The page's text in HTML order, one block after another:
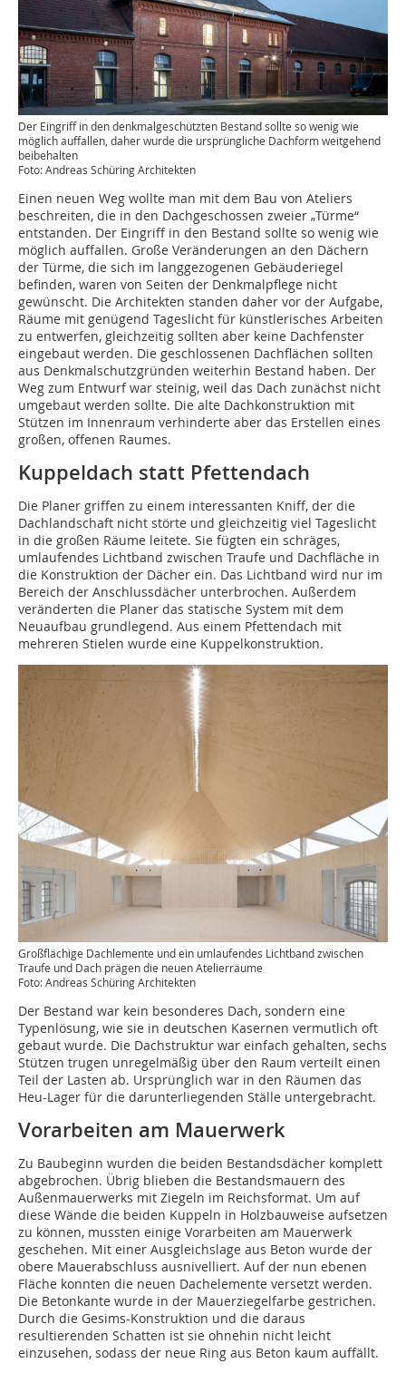
Der Eingriff in den denkmalgeschützten Bestand sollte so wenig wie
möglich auffallen, daher wurde die ursprüngliche Dachform weitgehend
beibehalten
Foto: Andreas Schüring Architekten
Einen neuen Weg wollte man mit dem Bau von Ateliers
beschreiten, die in den Dachgeschossen zweier „Türme“
entstanden. Der Eingriff in den Bestand sollte so wenig wie
möglich auffallen. Große Veränderungen an den Dächern
der Türme, die sich im langgezogenen Gebäuderiegel
befinden, waren von Seiten der Denkmalpflege nicht
gewünscht. Die Architekten standen daher vor der Aufgabe,
Räume mit genügend Tageslicht für künstlerisches Arbeiten
zu entwerfen, gleichzeitig sollten aber keine Dachfenster
eingebaut werden. Die geschlossenen Dachflächen sollten
aus Denkmalschutzgründen weiterhin Bestand haben. Der
Weg zum Entwurf war steinig, weil das Dach zunächst nicht
umgebaut werden sollte. Die alte Dachkonstruktion mit
Stützen im Innenraum verhinderte aber das Erstellen eines
großen, offenen Raumes.
Kuppeldach statt Pfettendach
Die Planer griffen zu einem interessanten Kniff, der die
Dachlandschaft nicht störte und gleichzeitig viel Tageslicht
in die großen Räume leitete. Sie fügten ein schräges,
umlaufendes Lichtband zwischen Traufe und Dachfläche in
die Konstruktion der Dächer ein. Das Lichtband wird nur im
Bereich der Anschlussdächer unterbrochen. Außerdem
veränderten die Planer das statische System mit dem
Neuaufbau grundlegend. Aus einem Pfettendach mit
mehreren Stielen wurde eine Kuppelkonstruktion.
Großflächige Dachlemente und ein umlaufendes Lichtband zwischen
Traufe und Dach prägen die neuen Atelierräume
Foto: Andreas Schüring Architekten
Der Bestand war kein besonderes Dach, sondern eine
Typenlösung, wie sie in deutschen Kasernen vermutlich oft
gebaut wurde. Die Dachstruktur war einfach gehalten, sechs
Stützen trugen unregelmäßig über den Raum verteilt einen
Teil der Lasten ab. Ursprünglich war in den Räumen das
Heu-Lager für die darunterliegenden Ställe untergebracht.
Vorarbeiten am Mauerwerk
Zu Baubeginn wurden die beiden Bestandsdächer komplett
abgebrochen. Übrig blieben die Bestandsmauern des
Außenmauerwerks mit Ziegeln im Reichsformat. Um auf
diese Wände die beiden Kuppeln in Holzbauweise aufsetzen
zu können, mussten einige Vorarbeiten am Mauerwerk
geschehen. Mit einer Ausgleichslage aus Beton wurde der
obere Mauerabschluss ausnivelliert. Auf der nun ebenen
Fläche konnten die neuen Dachelemente versetzt werden.
Die Betonkante wurde in der Mauerziegelfarbe gestrichen.
Durch die Gesims-Konstruktion und die daraus
resultierenden Schatten ist sie ohnehin nicht leicht
einzusehen, sodass der neue Ring aus Beton kaum auffällt.